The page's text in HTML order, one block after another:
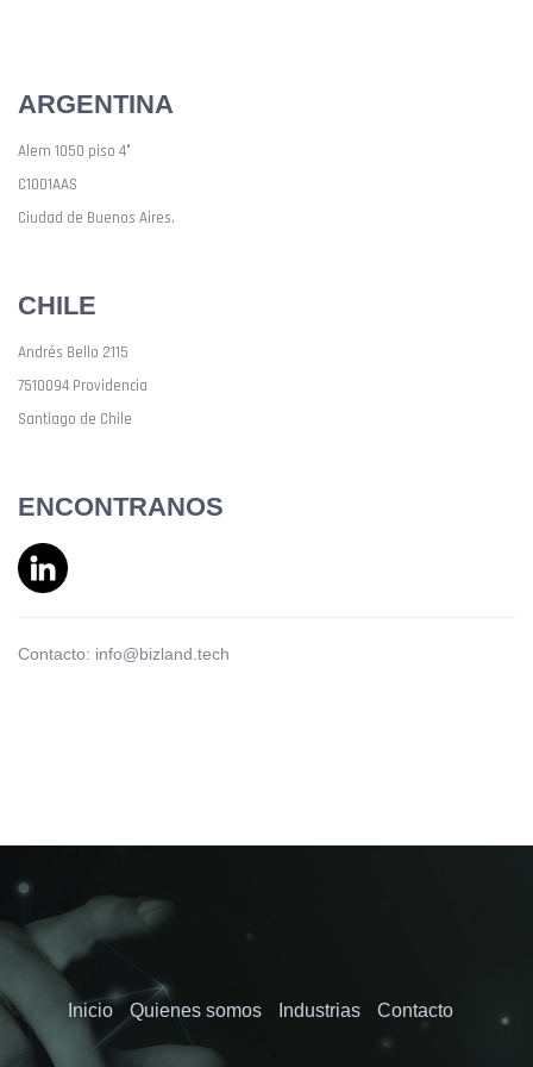
ARGENTINA
Alem 1050 piso 4°
C1001AAS
Ciudad de Buenos Aires.
CHILE
Andrés Bello 2115
7510094 Providencia
Santiago de Chile
ENCONTRANOS
Contacto: info@bizland.tech
Inicio Quienes somos Industrias Contacto